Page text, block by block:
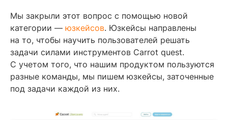
Мы закрыли этот вопрос с помощью новой
категории — юзкейсов. Юзкейсы направлены
на то, чтобы научить пользователей решать
задачи силами инструментов Carrot quest.
С учетом того, что нашим продуктом пользуются
разные команды, мы пишем юзкейсы, заточенные
под задачи каждой из них.